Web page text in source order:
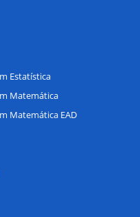
Estatística
Matemática
Matemática EAD